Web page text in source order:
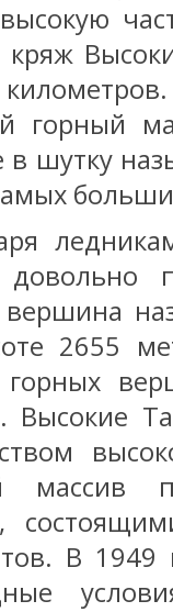
кряж
горный
в шутку
вершина
2655
горных
Высокие
массив
В 1949